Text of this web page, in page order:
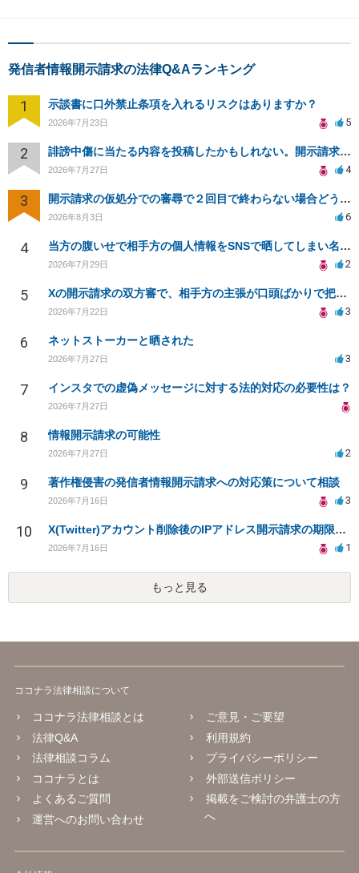
発信者情報開示請求の法律Q&Aランキング
1 示談書に口外禁止条項を入れるリスクはありますか？
2026年7月23日 5
2 誹謗中傷に当たる内容を投稿したかもしれない。開示請求や民事刑事裁判に発展しうるのか教えて欲しい。
2026年7月27日 4
3 開示請求の仮処分での審尋で２回目で終わらない場合どうしたらいいですか
2026年8月3日 6
4 当方の腹いせで相手方の個人情報をSNSで晒してしまい名誉毀損させてしまったかもしれない
2026年7月29日 2
5 Xの開示請求の双方審で、相手方の主張が口頭ばかりで把握しきれません
2026年7月22日 3
6 ネットストーカーと晒された
2026年7月27日 3
7 インスタでの虚偽メッセージに対する法的対応の必要性は？
2026年7月27日
8 情報開示請求の可能性
2026年7月27日 2
9 著作権侵害の発信者情報開示請求への対応策について相談
2026年7月16日 3
10 X(Twitter)アカウント削除後のIPアドレス開示請求の期限は？
2026年7月16日 1
もっと見る
ココナラ法律相談について
ココナラ法律相談とは
法律Q&A
法律相談コラム
ココナラとは
よくあるご質問
運営へのお問い合わせ
ご意見・ご要望
利用規約
プライバシーポリシー
外部送信ポリシー
掲載をご検討の弁護士の方
へ